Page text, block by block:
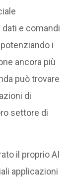
e comandi
i
ancora più
può trovare
di
settore di
il proprio AI
applicazioni